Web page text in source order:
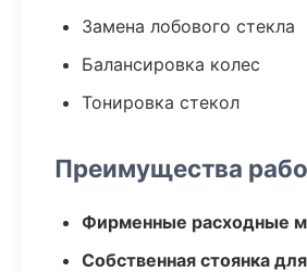
Замена лобового стекла
Балансировка колес
Тонировка стекол
Преимущества
Фирменные расходные
Собственная стоянка